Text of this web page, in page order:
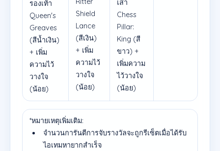
รองเท้า
Queen's
Greaves
(สีน้ำเงิน)
+ เพิ่ม
ความไว้
วางใจ
(น้อย)
Shield
Lance
(สีเงิน)
+ เพิ่ม
ความไว้
วางใจ
(น้อย)
เสา
Chess
Pillar:
King (สี
ขาว) +
เพิ่มความ
ไว้วางใจ
(น้อย)
*หมายเหตุเพิ่มเติม:
จำนวนการันตีการจับรางวัลจะถูกรีเซ็ตเมื่อได้รับ
ไอเทมหายากสำเร็จ